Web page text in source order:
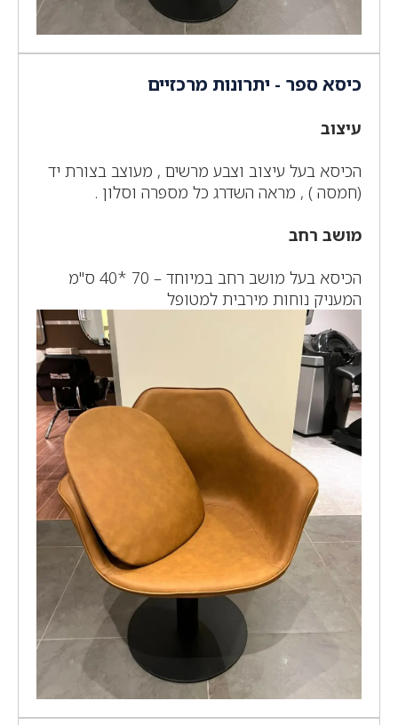
כיסא ספר - יתרונות מרכזיים
עיצוב
הכיסא בעל עיצוב וצבע מרשים , מעוצב בצורת יד
(חמסה ) , מראה השדרג כל מספרה וסלון .
מושב רחב
הכיסא בעל מושב רחב במיוחד – 70 *40 ס"מ
המעניק נוחות מירבית למטופל